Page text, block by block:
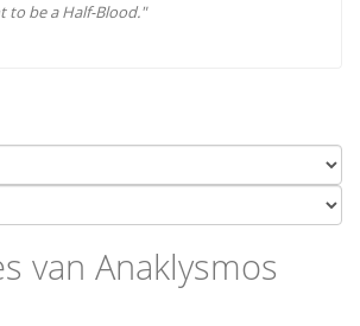
to be a Half-Blood."
van Anaklysmos